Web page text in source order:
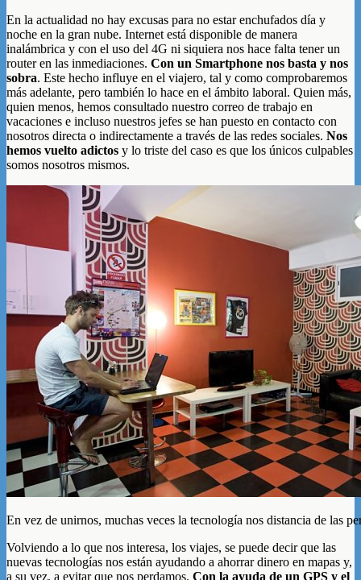
En la actualidad no hay excusas para no estar enchufados día y
noche en la gran nube. Internet está disponible de manera
inalámbrica y con el uso del 4G ni siquiera nos hace falta tener un
router en las inmediaciones. Con un Smartphone nos basta y nos
sobra. Este hecho influye en el viajero, tal y como comprobaremos
más adelante, pero también lo hace en el ámbito laboral. Quien más,
quien menos, hemos consultado nuestro correo de trabajo en
vacaciones e incluso nuestros jefes se han puesto en contacto con
nosotros directa o indirectamente a través de las redes sociales. Nos
hemos vuelto adictos y lo triste del caso es que los únicos culpables
somos nosotros mismos.
En vez de unirnos, muchas veces la tecnología nos distancia de las
Volviendo a lo que nos interesa, los viajes, se puede decir que las
nuevas tecnologías nos están ayudando a ahorrar dinero en mapas y,
a su vez, a evitar que nos perdamos. Con la ayuda de un GPS y el